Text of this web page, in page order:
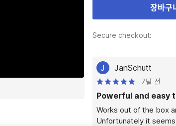
장바구
Secure checkout:
J JanSchutt
7달 전
Powerful and easy
Works out of the box
Unfortunately it